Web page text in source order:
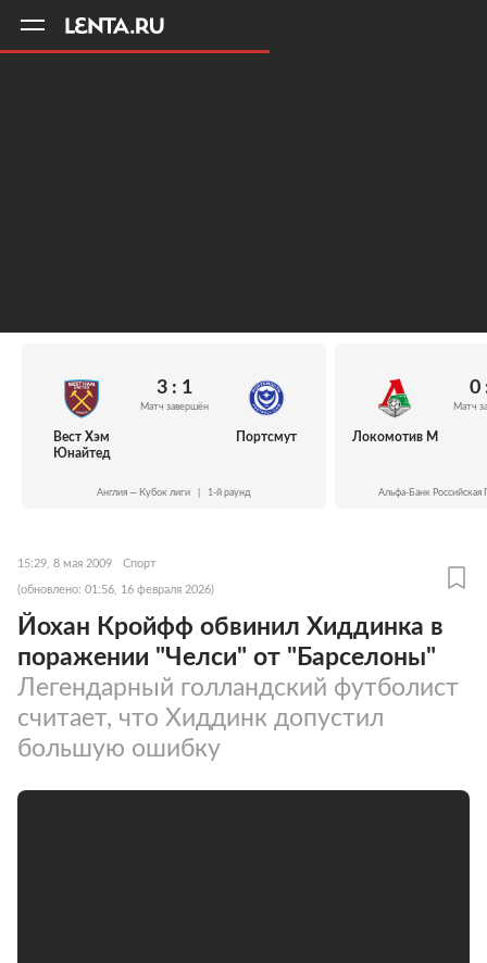
Вест Хэм
Юнайтед
3 : 1
Матч завершён
Портсмут
Англия — Кубок лиги 1-й раунд
Локомотив М
0
Матч
Альфа-Банк Российская
15:29, 8 мая 2009 Спорт
(обновлено: 01:56, 16 февраля 2026)
Йохан Кройфф обвинил Хиддинка в
поражении "Челси" от "Барселоны"
Легендарный голландский футболист
считает, что Хиддинк допустил
большую ошибку